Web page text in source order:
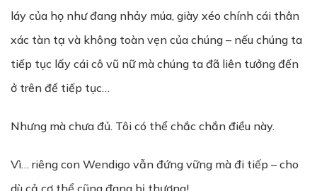
láy của họ như đang nhảy múa, giày xéo chính cái thân
xác tàn tạ và không toàn vẹn của chúng – nếu chúng ta
tiếp tục lấy cái cô vũ nữ mà chúng ta đã liên tưởng đến
ở trên để tiếp tục…
Nhưng mà chưa đủ. Tôi có thể chắc chắn điều này.
Vì… riêng con Wendigo vẫn đứng vững mà đi tiếp – cho
dù cả cơ thể cũng đang bị thương!